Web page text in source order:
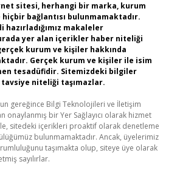
sitesi, herhangi bir marka, kurum
bağlantısı bulunmamaktadır.
hazırladığımız makaleler
yer alan içerikler haber niteliği
kurum ve kişiler hakkında
Gerçek kurum ve kişiler ile isim
tesadüfidir. Sitemizdeki bilgiler
niteliği taşımazlar.
gereğince Bilgi Teknolojileri ve İletişim
onaylanmış bir Yer Sağlayıcı olarak hizmet
sitedeki içerikleri proaktif olarak denetleme
bulunmamaktadır. Ancak, üyelerimiz
taşımakta olup, siteye üye olarak
sayılırlar.